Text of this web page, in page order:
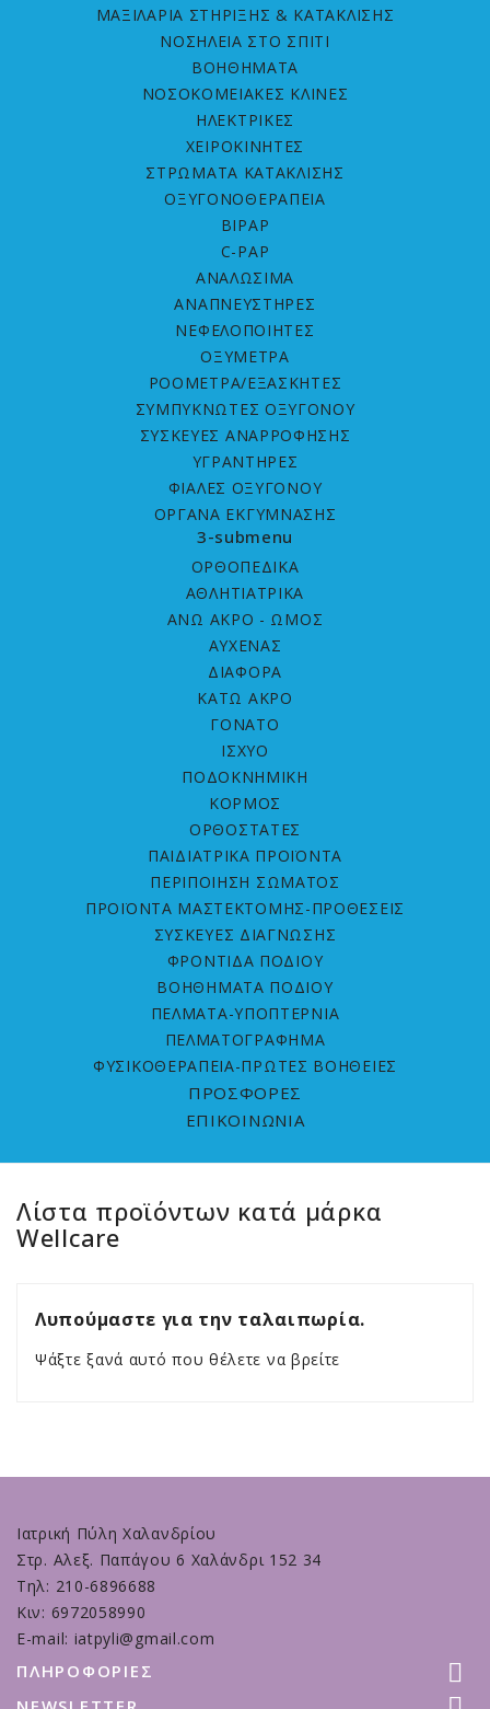
ΜΑΞΙΛΑΡΙΑ ΣΤΗΡΙΞΗΣ & ΚΑΤΑΚΛΙΣΗΣ
ΝΟΣΗΛΕΙΑ ΣΤΟ ΣΠΙΤΙ
ΒΟΗΘΗΜΑΤΑ
ΝΟΣOKOMEIAΚΕΣ ΚΛΙΝΕΣ
ΗΛΕΚΤΡΙΚΕΣ
ΧΕΙΡΟΚΙΝΗΤΕΣ
ΣΤΡΩΜΑΤΑ ΚΑΤΑΚΛΙΣHΣ
ΟΞΥΓΟΝΟΘΕΡΑΠΕΙΑ
BIPAP
C-PAP
ΑΝΑΛΩΣΙΜΑ
ΑΝΑΠΝΕΥΣΤΗΡΕΣ
ΝΕΦΕΛΟΠΟΙΗΤΕΣ
ΟΞΥΜΕΤΡΑ
ΡΟΟΜΕΤΡΑ/ΕΞΑΣΚΗΤΕΣ
ΣΥΜΠΥΚΝΩΤΕΣ ΟΞΥΓΟΝΟΥ
ΣΥΣΚΕΥΕΣ ΑΝΑΡΡΟΦΗΣΗΣ
ΥΓΡΑΝΤΗΡΕΣ
ΦΙΑΛΕΣ ΟΞΥΓΟΝΟΥ
ΟΡΓΑΝΑ ΕΚΓΥΜΝΑΣΗΣ
3-submenu
ΟΡΘΟΠΕΔΙΚΑ
ΑΘΛΗΤΙΑΤΡΙΚΑ
ΑΝΩ ΑΚΡΟ - ΩΜΟΣ
ΑΥΧΕΝΑΣ
ΔΙΑΦΟΡΑ
ΚΑΤΩ ΑΚΡΟ
ΓΟΝΑΤΟ
ΙΣΧΥΟ
ΠΟΔΟΚΝΗΜΙΚΗ
ΚΟΡΜΟΣ
ΟΡΘΟΣΤΑΤΕΣ
ΠΑΙΔΙΑΤΡΙΚΑ ΠΡΟΪΟΝΤΑ
ΠΕΡΙΠΟΙΗΣΗ ΣΩΜΑΤΟΣ
ΠΡΟΪΟΝΤΑ ΜΑΣΤΕΚΤΟΜΗΣ-ΠΡΟΘΕΣΕΙΣ
ΣΥΣΚΕΥΕΣ ΔΙΑΓΝΩΣΗΣ
ΦΡΟΝΤΙΔΑ ΠΟΔΙΟΥ
ΒΟΗΘΗΜΑΤΑ ΠΟΔΙΟΥ
ΠΕΛΜΑΤΑ-ΥΠΟΠΤΕΡΝΙΑ
ΠΕΛΜΑΤΟΓΡΑΦΗΜΑ
ΦΥΣΙΚΟΘΕΡΑΠΕΙΑ-ΠΡΩΤΕΣ ΒΟΗΘΕΙΕΣ
ΠΡΟΣΦΟΡΕΣ
ΕΠΙΚΟΙΝΩΝΙΑ
Λίστα προϊόντων κατά μάρκα
Wellcare
Λυπούμαστε για την ταλαιπωρία.
Ψάξτε ξανά αυτό που θέλετε να βρείτε
Ιατρική Πύλη Χαλανδρίου
Στρ. Αλεξ. Παπάγου 6 Χαλάνδρι 152 34
Τηλ: 210-6896688
Κιν: 6972058990
E-mail: iatpyli@gmail.com
ΠΛΗΡΟΦΟΡΊΕΣ 